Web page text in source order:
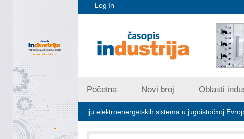
Log In
Početna Novi broj Oblasti
za stabilizaciju elektroenergetskih sistema u jugoistočnoj Evropi